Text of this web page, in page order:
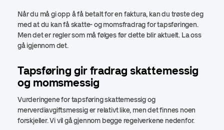
Når du må gi opp å få betalt for en faktura, kan du trøste deg
med at du kan få skatte- og momsfradrag for tapsføringen.
Men det er regler som må følges før dette blir aktuelt. La oss
gå igjennom det.
Tapsføring gir fradrag skattemessig
og momsmessig
Vurderingene for tapsføring skattemessig og
merverdiavgiftsmessig er relativt like, men det finnes noen
forskjeller. Vi vil gå gjennom begge regelverkene nedenfor.